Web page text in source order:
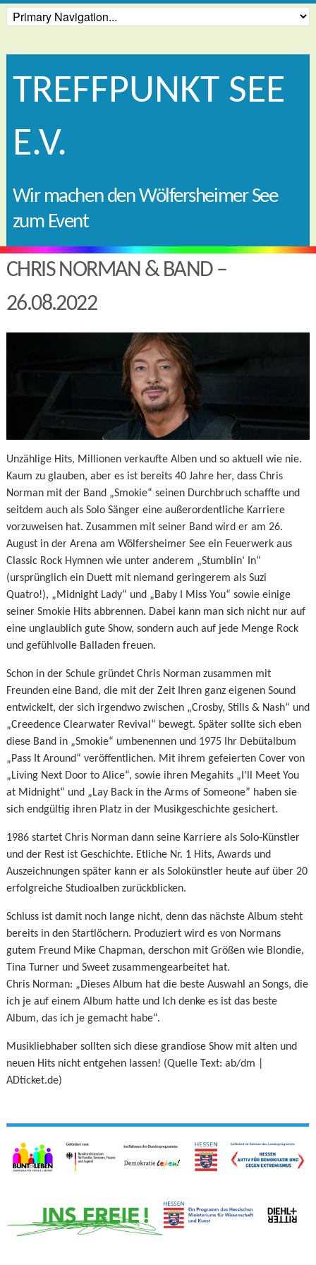
TREFFPUNKT SEE
E.V.
Wir machen den Wölfersheimer See
zum Event
CHRIS NORMAN & BAND –
26.08.2022
Unzählige Hits, Millionen verkaufte Alben und so aktuell wie nie.
Kaum zu glauben, aber es ist bereits 40 Jahre her, dass Chris
Norman mit der Band „Smokie“ seinen Durchbruch schaffte und
seitdem auch als Solo Sänger eine außerordentliche Karriere
vorzuweisen hat. Zusammen mit seiner Band wird er am 26.
August in der Arena am Wölfersheimer See ein Feuerwerk aus
Classic Rock Hymnen wie unter anderem „Stumblin‘ In“
(ursprünglich ein Duett mit niemand geringerem als Suzi
Quatro!), „Midnight Lady“ und „Baby I Miss You“ sowie einige
seiner Smokie Hits abbrennen. Dabei kann man sich nicht nur auf
eine unglaublich gute Show, sondern auch auf jede Menge Rock
und gefühlvolle Balladen freuen.
Schon in der Schule gründet Chris Norman zusammen mit
Freunden eine Band, die mit der Zeit Ihren ganz eigenen Sound
entwickelt, der sich irgendwo zwischen „Crosby, Stills & Nash“ und
„Creedence Clearwater Revival“ bewegt. Später sollte sich eben
diese Band in „Smokie“ umbenennen und 1975 Ihr Debütalbum
„Pass It Around“ veröffentlichen. Mit ihrem gefeierten Cover von
„Living Next Door to Alice“, sowie ihren Megahits „I’ll Meet You
at Midnight“ und „Lay Back in the Arms of Someone” haben sie
sich endgültig ihren Platz in der Musikgeschichte gesichert.
1986 startet Chris Norman dann seine Karriere als Solo-Künstler
und der Rest ist Geschichte. Etliche Nr. 1 Hits, Awards und
Auszeichnungen später kann er als Solokünstler heute auf über 20
erfolgreiche Studioalben zurückblicken.
Schluss ist damit noch lange nicht, denn das nächste Album steht
bereits in den Startlöchern. Produziert wird es von Normans
gutem Freund Mike Chapman, derschon mit Größen wie Blondie,
Tina Turner und Sweet zusammengearbeitet hat.
Chris Norman: „Dieses Album hat die beste Auswahl an Songs, die
ich je auf einem Album hatte und Ich denke es ist das beste
Album, das ich je gemacht habe“.
Musikliebhaber sollten sich diese grandiose Show mit alten und
neuen Hits nicht entgehen lassen! (Quelle Text: ab/dm |
ADticket.de)